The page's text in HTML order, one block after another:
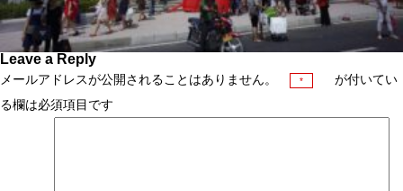
Leave a Reply
メールアドレスが公開されることはありません。 *
が付いてい
る欄は必須項目です